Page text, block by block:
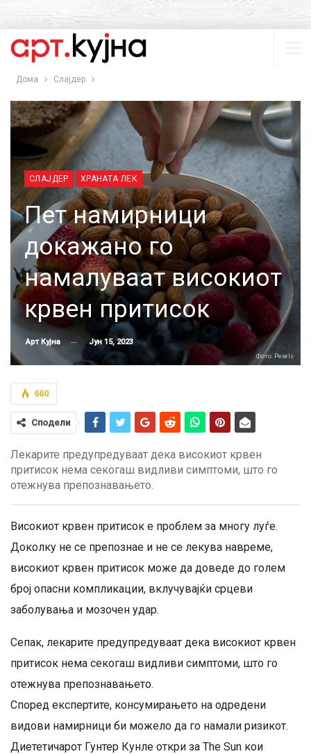
Дома Слајдер
СЛАЈДЕР ХРАНАТА ЛЕК
Пет намирници
докажано го
намалуваат високиот
крвен притисок
Арт Кујна Јун 15, 2023
Фото: Pexels
660
Сподели
Лекарите предупредуваат дека високиот крвен
притисок нема секогаш видливи симптоми, што го
отежнува препознавањето.
Високиот крвен притисок е проблем за многу луѓе.
Доколку не се препознае и не се лекува навреме,
високиот крвен притисок може да доведе до голем
број опасни компликации, вклучувајќи срцеви
заболувања и мозочен удар.
Сепак, лекарите предупредуваат дека високиот крвен
притисок нема секогаш видливи симптоми, што го
отежнува препознавањето.
Според експертите, консумирањето на одредени
видови намирници би можело да го намали ризикот.
Диететичарот Гунтер Кунле откри за The Sun кои